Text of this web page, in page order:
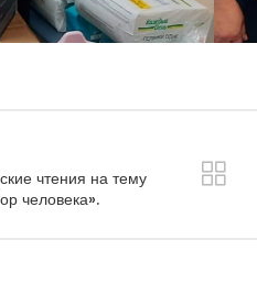
чтения на тему
человека».